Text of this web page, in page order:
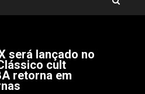
será lançado no
cult
retorna em